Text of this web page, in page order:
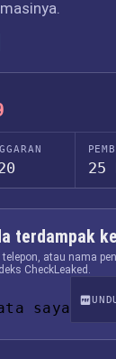
25
terdampak
atau nama
CheckLeaked.
saya